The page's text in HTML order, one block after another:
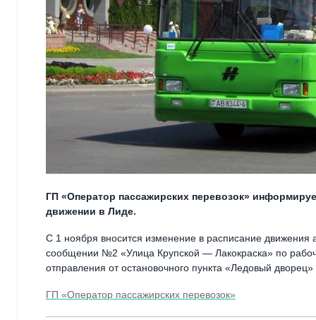
ГП «Оператор пассажирских перевозок»
движении в Лиде.
С 1 ноября вносится изменение в расписание движения
сообщении №2 «Улица Крупской — Лакокраска» по
отправления от остановочного пункта «Ледовый
ГП «Оператор пассажирских перевозок»